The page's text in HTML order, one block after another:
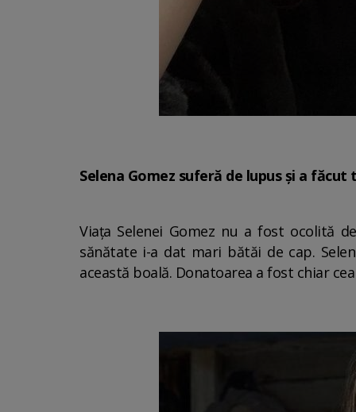
Selena Gomez suferă de lupus și a
Viața Selenei Gomez nu a fost ocolită
sănătate i-a dat mari bătăi de cap.
această boală. Donatoarea a fost chiar